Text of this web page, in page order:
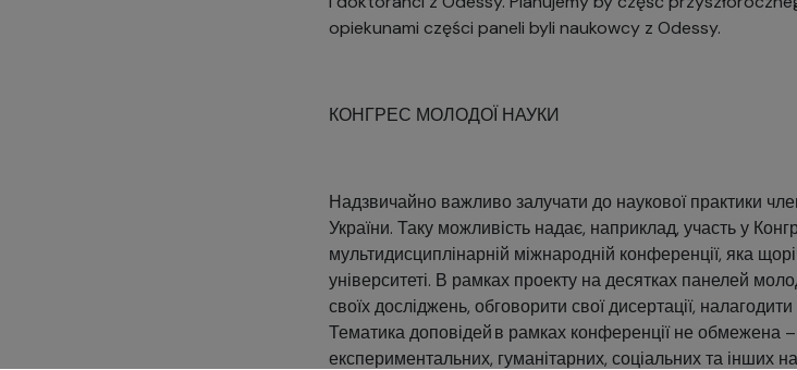
opiekunami części paneli byli naukowcy z Odessy.
КОНГРЕС МОЛОДОЇ НАУКИ
Надзвичайно важливо залучати до наукової практики
України. Таку можливість надає, наприклад, участь у
мультидисциплінарній міжнародній конференції, яка
університеті. В рамках проекту на десятках панелей
своїх досліджень, обговорити свої дисертації,
Тематика доповідей в рамках конференції не обмежена
експериментальних, гуманітарних, соціальних та інших